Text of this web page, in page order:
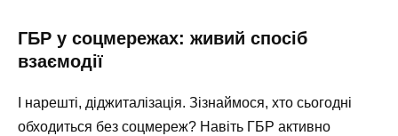
ГБР у соцмережах: живий спосіб
взаємодії
І нарешті, діджиталізація. Зізнаймося, хто сьогодні
обходиться без соцмереж? Навіть ГБР активно